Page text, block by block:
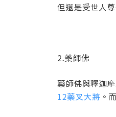
但還是受世人
2.藥師佛
藥師佛與釋迦
12藥叉大將 。